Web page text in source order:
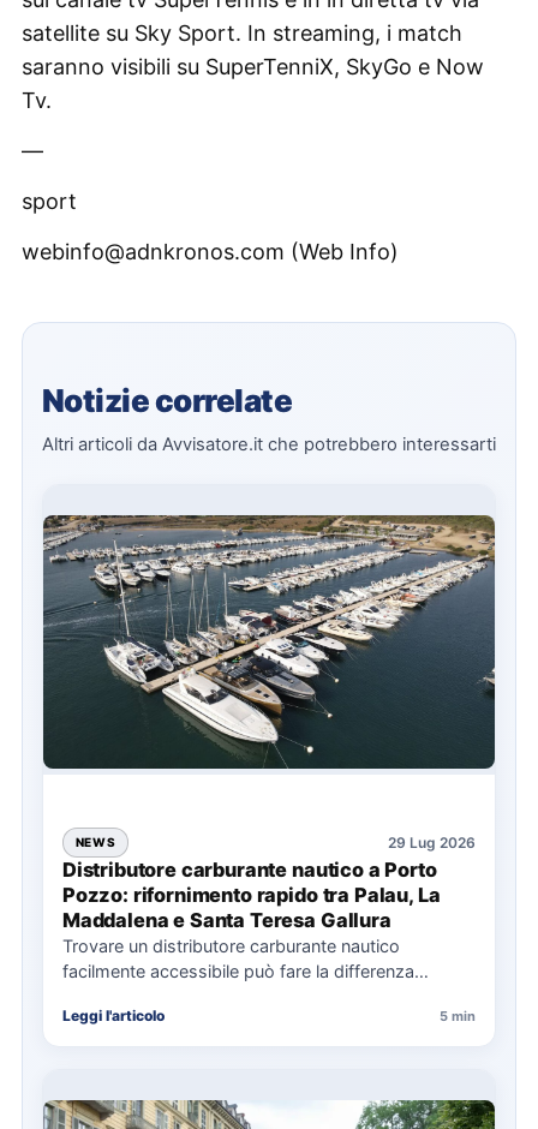
satellite su Sky Sport. In streaming, i match
saranno visibili su SuperTenniX, SkyGo e Now
Tv.
—
sport
webinfo@adnkronos.com (Web Info)
Notizie correlate
Altri articoli da Avvisatore.it che potrebbero interessarti
NEWS 29 Lug 2026
Distributore carburante nautico a Porto
Pozzo: rifornimento rapido tra Palau, La
Maddalena e Santa Teresa Gallura
Trovare un distributore carburante nautico
facilmente accessibile può fare la differenza
soprattutto…
Leggi l'articolo 5 min